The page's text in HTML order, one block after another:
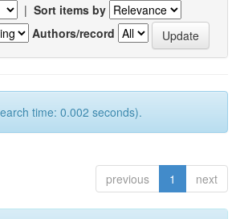
| Sort items by
Authors/record
time: 0.002 seconds).
previous 1 next